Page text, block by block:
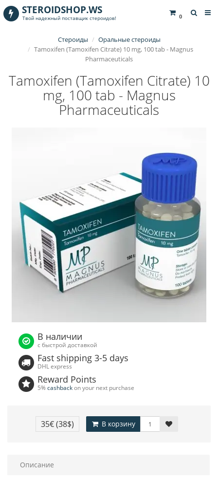
0
STEROIDSHOP.WS
Твой надежный поставщик стероидов!
Стероиды
Оральные стероиды
Tamoxifen (Tamoxifen Citrate) 10 mg, 100 tab - Magnus
Pharmaceuticals
Tamoxifen (Tamoxifen Citrate) 10
mg, 100 tab - Magnus
Pharmaceuticals
В наличии
с быстрой доставкой
Fast shipping 3-5 days
DHL express
Reward Points
5%cashbackon your next purchase
35€(38$) В корзину
Описание